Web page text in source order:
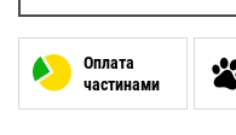
L
Оплата
частинами